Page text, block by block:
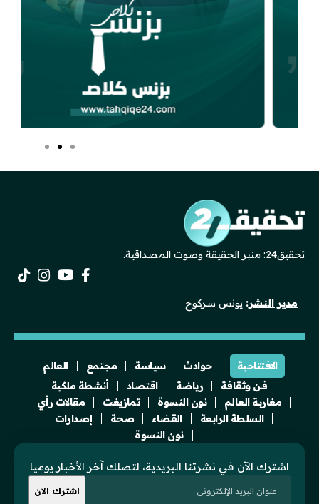
تحقيق24: منبر الحقيقة وصوت المصداقية.
مدير النشر: يونس سركوح
الافتتاحية حوادث سياسة مجتمع
العالم
فن وثقافة
رياضة اقتصاد
أنشطة ملكية
مغاربة العالم
نون النسوة تمازيغت
مقالات رأي
السلطة الرابعة
القضاء صحة
إصدارات
نون النسوة
اشترك الآن في نشرتنا البريدية، لتصلك آخر الأخبار يوميا